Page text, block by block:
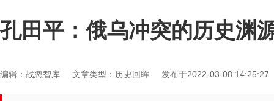
孔田平：俄乌冲突的历史渊
编辑：战忽智库 文章类型：历史回眸 发布于2022-03-08 14:25:27